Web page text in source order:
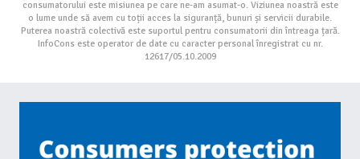
consumatorului este misiunea pe care ne-am asumat-o. Viziunea noastră este
o lume unde să avem cu toții acces la siguranță, bunuri și servicii durabile.
Puterea noastră colectivă este suportul pentru consumatorii din întreaga țară.
InfoCons este operator de date cu caracter personal înregistrat cu nr.
12617/05.10.2009